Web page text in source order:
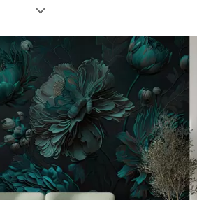
Tags
Billedformat
Turquoise
Smart
Nulstil alting